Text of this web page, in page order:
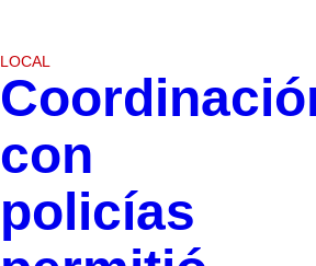
LOCAL
con
policías